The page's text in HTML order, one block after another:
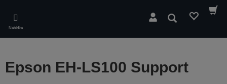
main
content
Nabídka
Hledat
Epson EH-LS100 Support